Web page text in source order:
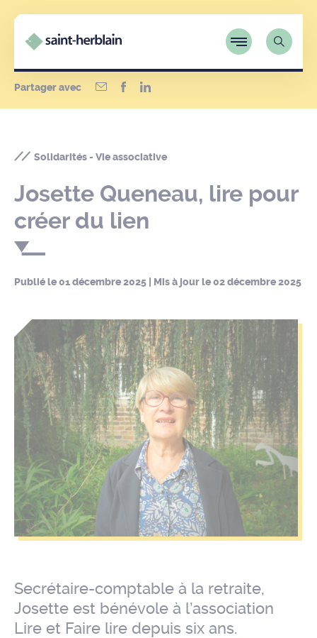
Partager avec
Solidarités - Vie associative
Josette Queneau, lire pour
créer du lien
Publié le01 décembre 2025 | Mis à jour le02 décembre 2025
Secrétaire-comptable à la retraite,
Josette est bénévole à l’association
Lire et Faire lire depuis six ans.